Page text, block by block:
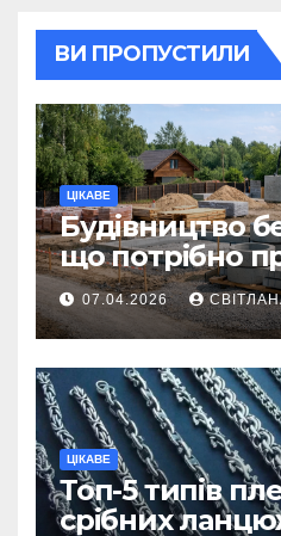
ВИ ПРОПУСТИЛИ
ЦІКАВЕ
Будівництво
що потрібно
першої
ділянку
07.04.2026
ЦІКАВЕ
Топ-5 типів
срібних